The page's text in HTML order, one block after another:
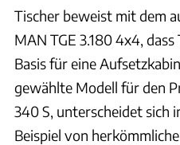
Tischer beweist mit dem
MAN TGE 3.180 4x4,
Basis für eine
gewählte Modell für den
340 S, unterscheidet sich
Beispiel von